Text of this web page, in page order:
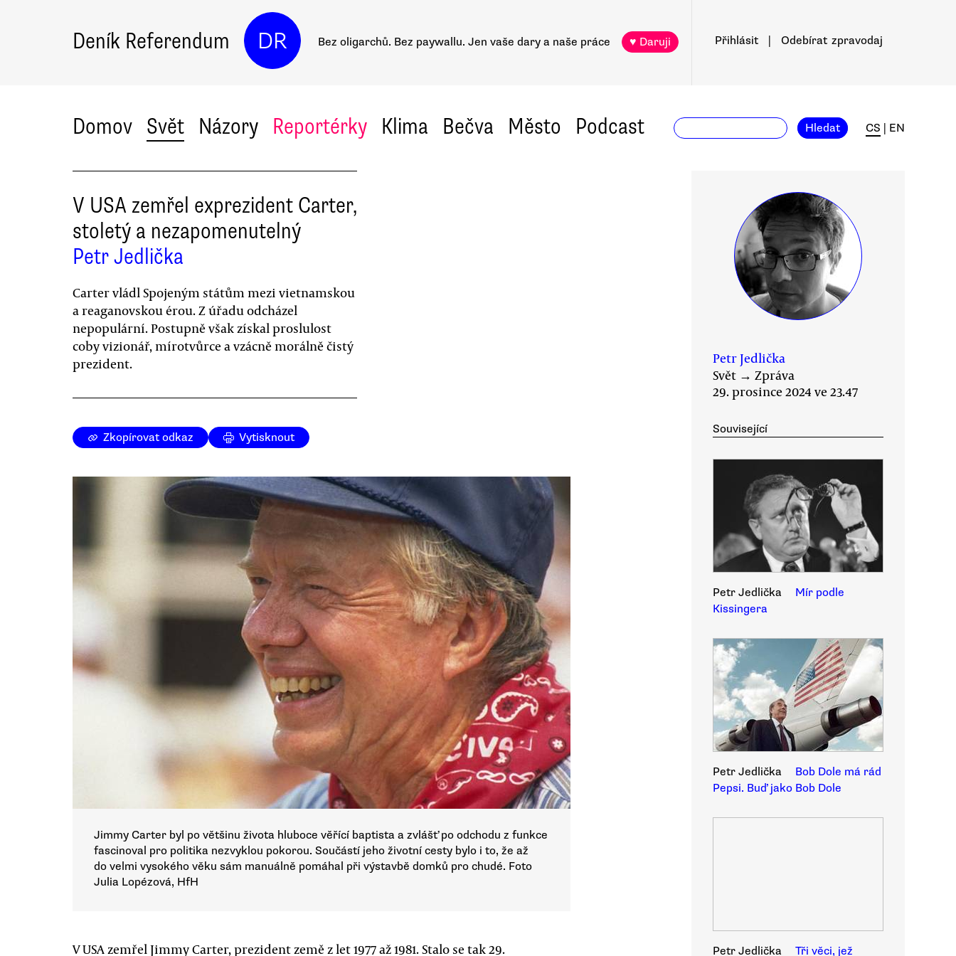
Deník Referendum DR Bez oligarchů. Bez paywallu. Jen vaše dary a naše práce ♥ Daruji Přihlásit Odebírat zpravodaj
Domov Svět Názory Reportérky Klima Bečva Město Podcast Hledat CS EN
V USA zemřel exprezident Carter,
stoletý a nezapomenutelný
Petr Jedlička
Carter vládl Spojeným státům mezi vietnamskou
a reaganovskou érou. Z úřadu odcházel
nepopulární. Postupně však získal proslulost
coby vizionář, mírotvůrce a vzácně morálně čistý
prezident.
Zkopírovat odkaz Vytisknout
Jimmy Carter byl po většinu života hluboce věřící baptista a zvlášť po odchodu z funkce
fascinoval pro politika nezvyklou pokorou. Součástí jeho životní cesty bylo i to, že až
do velmi vysokého věku sám manuálně pomáhal při výstavbě domků pro chudé. Foto
Julia Lopézová, HfH
V USA zemřel Jimmy Carter, prezident země z let 1977 až 1981. Stalo se tak 29.
Petr Jedlička
Svět → Zpráva
29. prosince 2024 ve 23.47
Související
Petr Jedlička
Mír podle
Kissingera
Petr Jedlička
Bob Dole má rád
Pepsi. Buď jako Bob Dole
Petr Jedlička
Tři věci, jež